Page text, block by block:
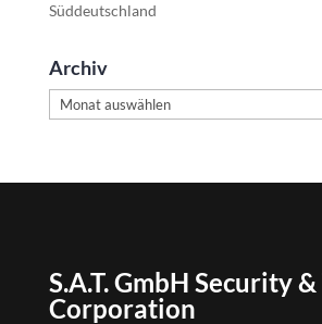
Süddeutschland
Archiv
Archiv
S.A.T. GmbH Security
Corporation